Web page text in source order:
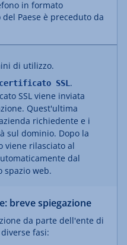
in formato
Paese è preceduto da
di utilizzo.
SSL .
SSL viene inviata
Quest'ultima
richiedente e i
sul dominio. Dopo la
viene rilasciato al
dal
spazio web.
breve spiegazione
da parte dell'ente di
fasi: